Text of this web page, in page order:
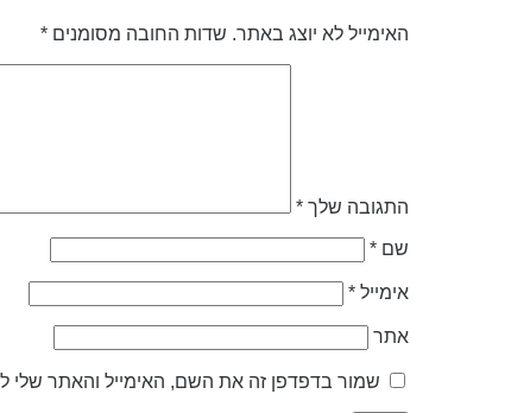
האימייל לא יוצג באתר. שדות החובה מסומנים *
התגובה שלך *
שם *
אימייל *
אתר
שמור בדפדפן זה את השם, האימייל והאתר שלי